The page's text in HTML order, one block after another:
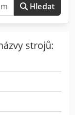
Hledat
strojů: